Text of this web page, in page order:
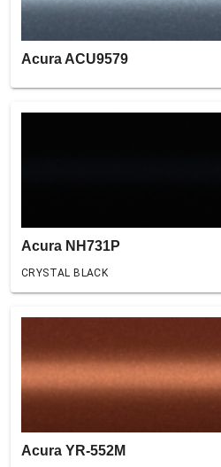
Acura ACU9579
Acura NH731P
CRYSTAL BLACK
Acura YR-552M